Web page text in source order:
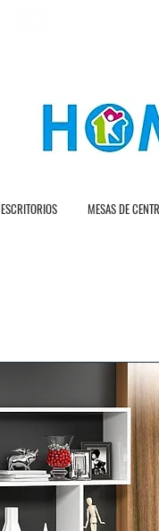
ESCRITORIOS MESAS DE